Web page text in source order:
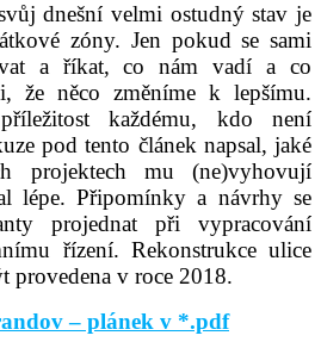
dnešní velmi ostudný stav je
zóny. Jen pokud se sami
a říkat, co nám vadí a co
že něco změníme k lepšímu.
každému, kdo není
pod tento článek napsal, jaké
projektech mu (ne)vyhovují
lépe. Připomínky a návrhy se
projednat při vypracování
řízení. Rekonstrukce ulice
provedena v roce 2018.
– plánek v *.pdf